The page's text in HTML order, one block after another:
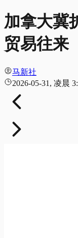
加拿大冀
贸易往来
马新社
2026-05-31, 凌晨